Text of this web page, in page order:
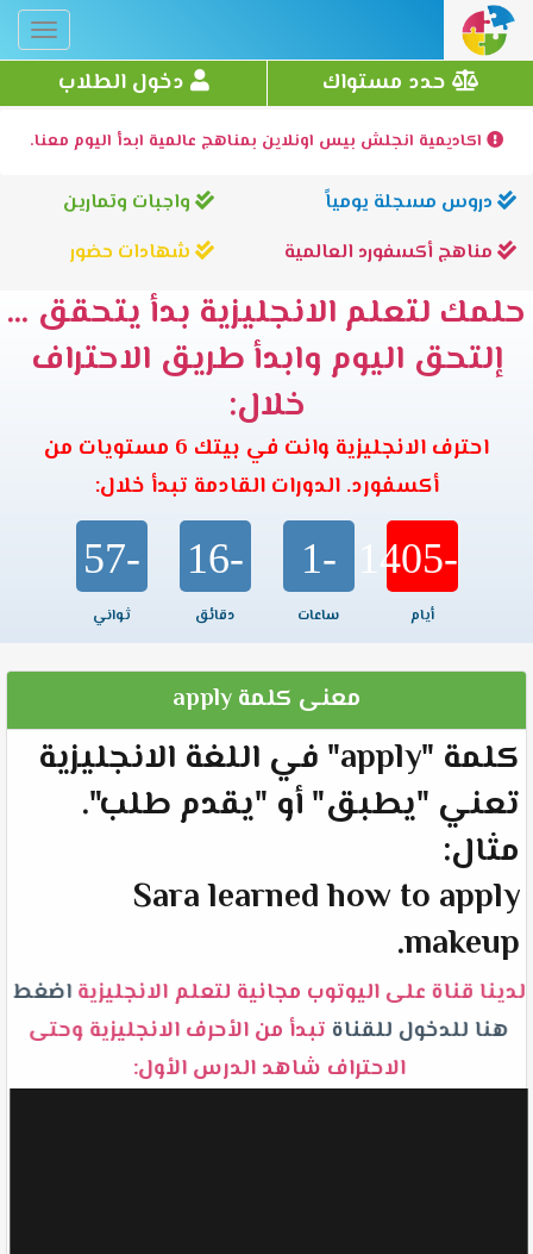
حدد مستواك دخول الطلاب
اكاديمية انجلش بيس اونلاين بمناهج عالمية ابدأ اليوم معنا.
دروس مسجلة يومياً
واجبات وتمارين
مناهج أكسفورد العالمية
شهادات حضور
حلمك لتعلم الانجليزية بدأ يتحقق ...
إلتحق اليوم وابدأ طريق الاحتراف
خلال:
احترف الانجليزية وانت في بيتك 6 مستويات من
أكسفورد. الدورات القادمة تبدأ خلال:
-1405
أيام
-1
ساعات
-16
دقائق
-57
ثواني
معنى كلمة apply
كلمة "apply" في اللغة الانجليزية
تعني "يطبق" أو "يقدم طلب".
مثال:
Sara learned how to apply
makeup.
لدينا قناة على اليوتوب مجانية لتعلم الانجليزيةاضغط
هنا للدخول للقناة تبدأ من الأحرف الانجليزية وحتى
الاحتراف شاهد الدرس الأول: